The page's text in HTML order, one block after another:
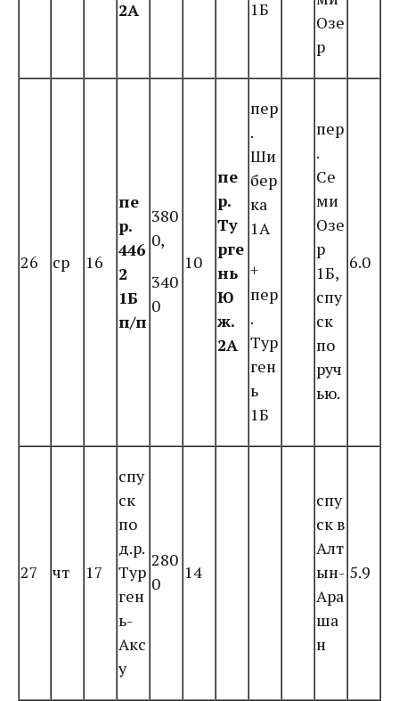
2А
1Б
Озе
р
26 ср 16
пе
р.
446
2
1Б
п/п
380
0,
340
0
10
пе
р.
Ту
рге
нь
Ю
ж.
2А
пер
.
Ши
бер
ка
1А
+
пер
.
Тур
ген
ь
1Б
пер
.
Се
ми
Озе
р
1Б,
спу
ск
по
руч
ью.
6.0
27 чт 17
спу
ск
по
д.р.
Тур
ген
ь-
Акс
у
280
0
14
спу
ск в
Алт
ын-
Ара
ша
н
5.9